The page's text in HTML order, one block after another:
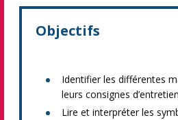
Objectifs
Identifier les différentes
leurs consignes d’entretien
Lire et interpréter les